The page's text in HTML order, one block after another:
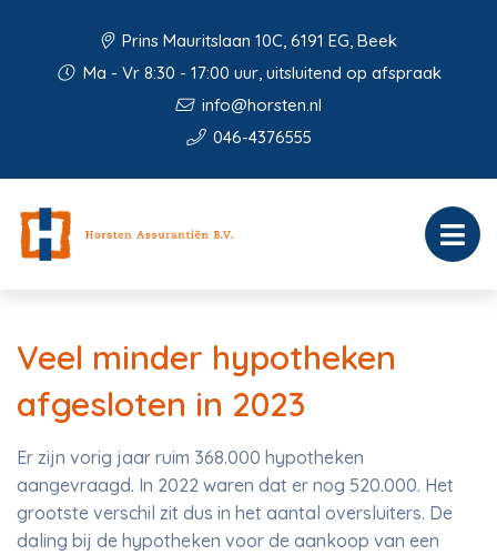
Prins Mauritslaan 10C, 6191 EG, Beek
Ma - Vr 8:30 - 17:00 uur, uitsluitend op afspraak
info@horsten.nl
046-4376555
Veel minder hypotheken
afgesloten in 2023
Er zijn vorig jaar ruim 368.000 hypotheken
aangevraagd. In 2022 waren dat er nog 520.000. Het
grootste verschil zit dus in het aantal oversluiters. De
daling bij de hypotheken voor de aankoop van een